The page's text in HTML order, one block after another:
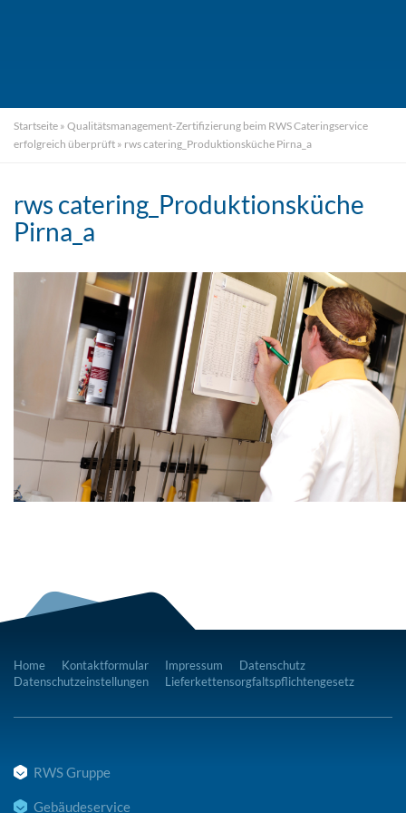
Startseite » Qualitätsmanagement-Zertifizierung beim RWS Cateringservice
erfolgreich überprüft » rws catering_Produktionsküche Pirna_a
rws catering_Produktionsküche
Pirna_a
Home Kontaktformular Impressum
Datenschutz
Datenschutzeinstellungen
Lieferkettensorgfaltspflichtengesetz
RWS Gruppe
Gebäudeservice